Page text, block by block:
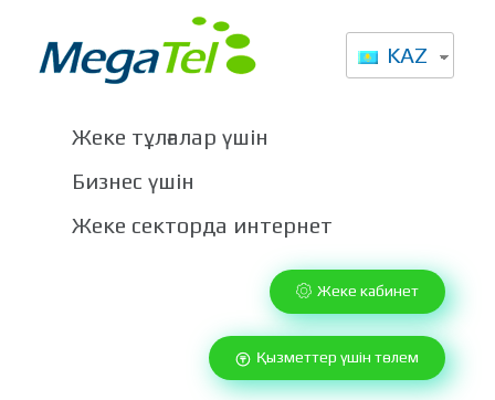
KAZ
Жеке тұлғалар үшін
Бизнес үшін
Жеке секторда интернет
Жеке кабинет
Қызметтер үшін төлем